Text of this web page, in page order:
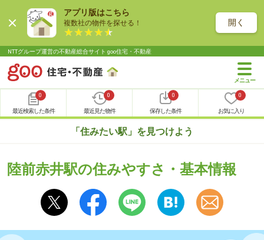
アプリ版はこちら
複数社の物件を探せる！ 開く
NTTグループ運営の不動産総合サイト goo住宅・不動産
0
最近検索した条件
0
最近見た物件
0
保存した条件
0
お気に入り
「住みたい駅」を見つけよう
陸前赤井駅の住みやすさ・基本情報